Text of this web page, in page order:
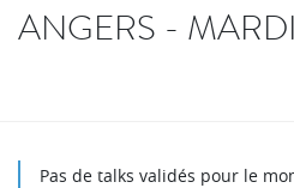
ANGERS -
Pas de talks validés pour le